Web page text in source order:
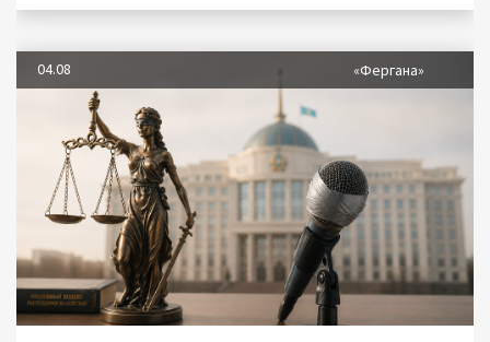
04.08 «Фергана»